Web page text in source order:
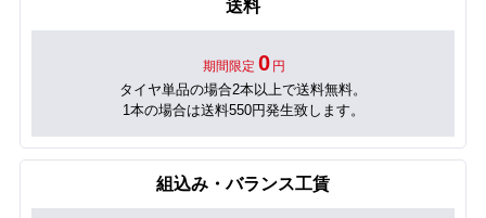
送料
期間限定 0 円
タイヤ単品の場合2本以上で送料無料。
1本の場合は送料550円発生致します。
組込み・バランス工賃